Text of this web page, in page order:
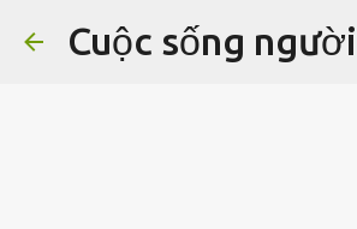
Cuộc sống